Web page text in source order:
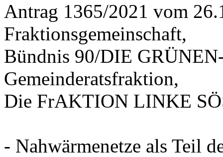
Antrag 1365/2021 vom
Fraktionsgemeinschaft,
Bündnis 90/DIE
Gemeinderatsfraktion,
Die FrAKTION LINKE
- Nahwärmenetze als Teil